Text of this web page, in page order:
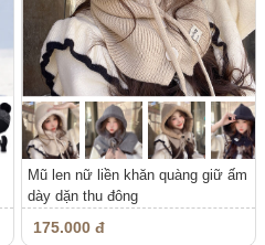
Mũ len nữ liền khăn quàng giữ ấm
dày dặn thu đông
175.000 đ